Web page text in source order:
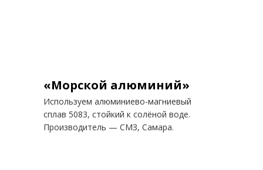
Используем алюминиево-магниевый
сплав 5083, стойкий к солёной воде.
Производитель — СМЗ, Самара.
«Морской алюминий»